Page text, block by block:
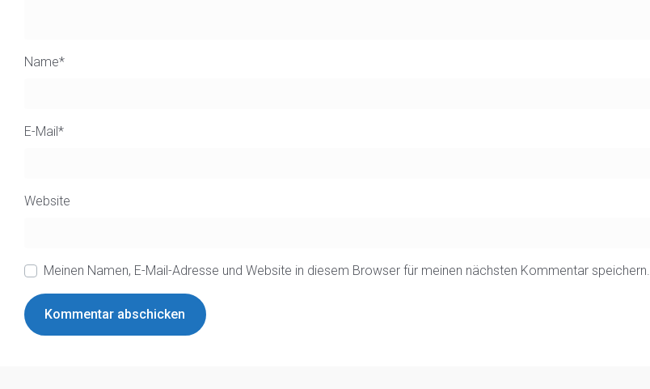
Name*
E-Mail*
Website
Meinen Namen, E-Mail-Adresse und Website in diesem Browser für meinen nächsten Kommentar speichern.